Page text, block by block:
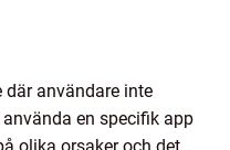
där användare inte
en specifik app